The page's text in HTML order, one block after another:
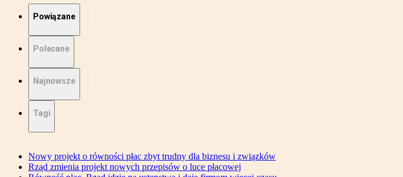
Powiązane
Polecane
Najnowsze
Tagi
Nowy projekt o równości płac zbyt trudny dla biznesu i związków
Rząd zmienia projekt nowych przepisów o luce płacowej